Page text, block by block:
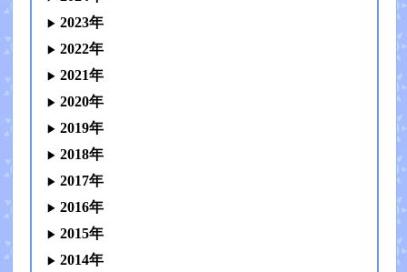
2023年
2022年
2021年
2020年
2019年
2018年
2017年
2016年
2015年
2014年